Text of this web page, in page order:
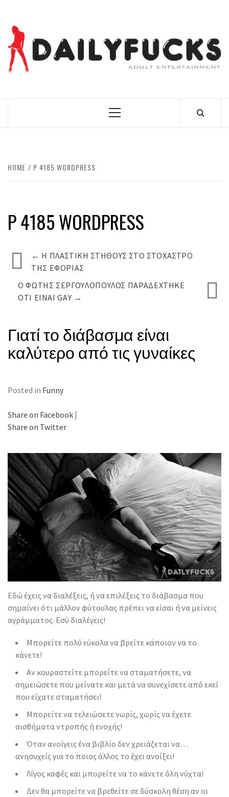
content
Primary
HOME P 4185 WORDPRESS
P 4185 WORDPRESS
← Η ΠΛΑΣΤΙΚΉ ΣΤΉΘΟΥΣ ΣΤΟ ΣΤΌΧΑΣΤΡΟ
ΤΗΣ ΕΦΟΡΊΑΣ
Ο ΦΏΤΗΣ ΣΕΡΓΟΥΛΌΠΟΥΛΟΣ ΠΑΡΑΔΈΧΤΗΚΕ
ΟΤΙ ΕΊΝΑΙ GAY →
Γιατί το διάβασμα είναι
καλύτερο από τις γυναίκες
Posted in Funny
Share on Facebook |
Share on Twitter
Εδώ έχεις να διαλέξεις, ή να επιλέξεις το διάβασμα που
σημαίνει ότι μάλλον φύτουλας πρέπει να είσαι ή να μείνεις
αγράμματος. Εσύ διαλέγεις!
Μπορείτε πολύ εύκολα να βρείτε κάποιον να το
κάνετε!
Αν κουραστείτε μπορείτε να σταματήσετε, να
σημειώσετε που μείνατε και μετά να συνεχίσετε από εκεί
που είχατε σταματήσει!
Μπορείτε να τελειώσετε νωρίς, χωρίς να έχετε
αισθήματα ντροπής ή ενοχής!
Όταν ανοίγεις ένα βιβλίο δεν χρειάζεται να…
ανησυχείς για το ποιος άλλος το έχει ανοίξει!
Λίγος καφές και μπορείτε να το κάνετε όλη νύχτα!
Δεν θα μπορείτε να βρεθείτε σε δύσκολη θέση αν οι